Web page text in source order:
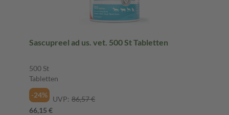
Sascupreel ad us. vet. 500 St Tabletten
500 St
Tabletten
-24%
UVP: 86,57 €
66,15 €